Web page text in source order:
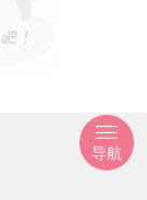
导航